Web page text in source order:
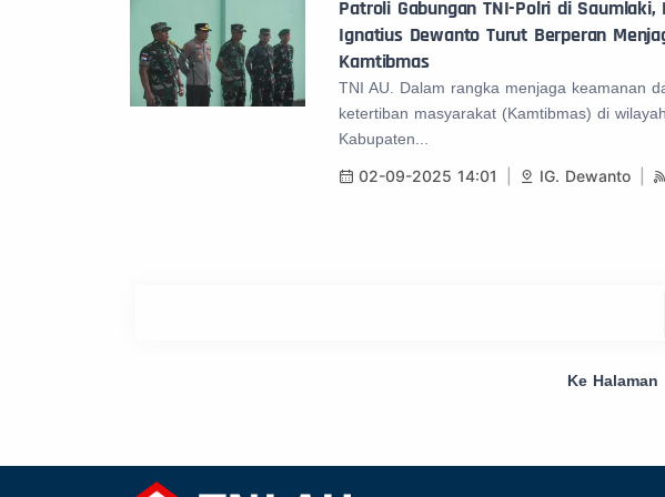
Patroli Gabungan TNI-Polri di Saumlaki,
Ignatius Dewanto Turut Berperan
Kamtibmas
TNI AU. Dalam rangka menjaga keamanan
ketertiban masyarakat (Kamtibmas) di wilayah
Kabupaten...
02-09-2025 14:01 IG. Dewanto
Ke Halaman